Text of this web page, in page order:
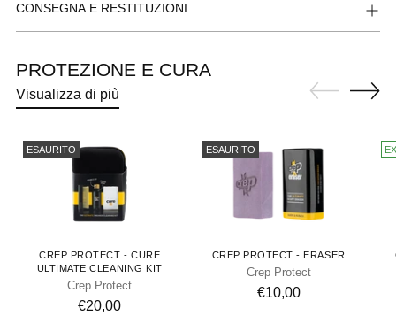
CONSEGNA E RESTITUZIONI
PROTEZIONE E CURA
Visualizza di più
ESAURITO
CREP PROTECT - CURE
ULTIMATE CLEANING KIT
Crep Protect
€20,00
ESAURITO
CREP PROTECT - ERASER
Crep Protect
€10,00